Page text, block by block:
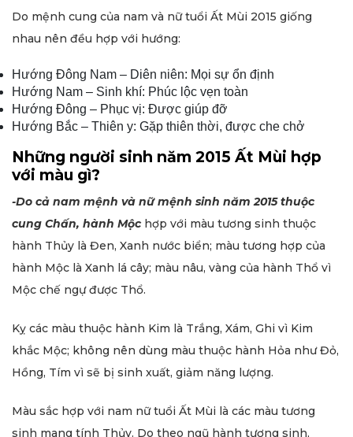
Do mệnh cung của nam và nữ tuổi Ất Mùi 2015 giống
nhau nên đều hợp với hướng:
Hướng Đông Nam – Diên niên: Mọi sự ổn định
Hướng Nam – Sinh khí: Phúc lộc vẹn toàn
Hướng Đông – Phục vị: Được giúp đỡ
Hướng Bắc – Thiên y: Gặp thiên thời, được che chở
Những người sinh năm 2015 Ất Mùi hợp
với màu gì?
-Do cả nam mệnh và nữ mệnh sinh năm 2015 thuộc
cung Chấn, hành Mộchợp với màu tương sinh thuộc
hành Thủy là Đen, Xanh nước biển; màu tương hợp của
hành Mộc là Xanh lá cây; màu nâu, vàng của hành Thổ vì
Mộc chế ngự được Thổ.
Kỵ các màu thuộc hành Kim là Trắng, Xám, Ghi vì Kim
khắc Mộc; không nên dùng màu thuộc hành Hỏa như Đỏ,
Hồng, Tím vì sẽ bị sinh xuất, giảm năng lượng.
Màu sắc hợp với nam nữ tuổi Ất Mùi là các màu tương
sinh mang tính Thủy. Do theo ngũ hành tương sinh,